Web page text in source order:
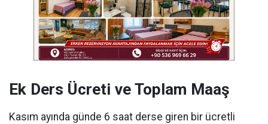
Ek Ders Ücreti ve Toplam Maaş
Kasım ayında günde 6 saat derse giren bir ücretli